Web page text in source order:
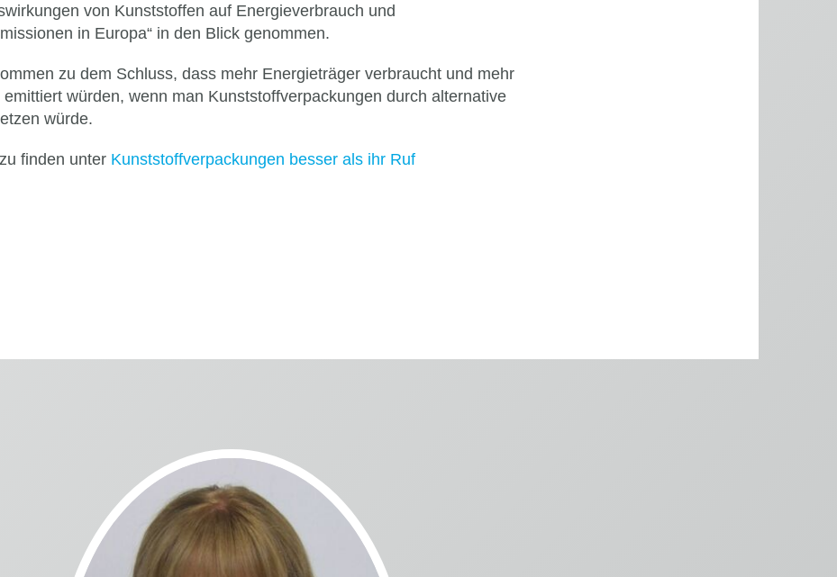
von Kunststoffen auf Energieverbrauch und
in Europa“ in den Blick genommen.
zu dem Schluss, dass mehr Energieträger verbraucht und mehr
würden, wenn man Kunststoffverpackungen durch alternative
würde.
finden unter Kunststoffverpackungen besser als ihr Ruf